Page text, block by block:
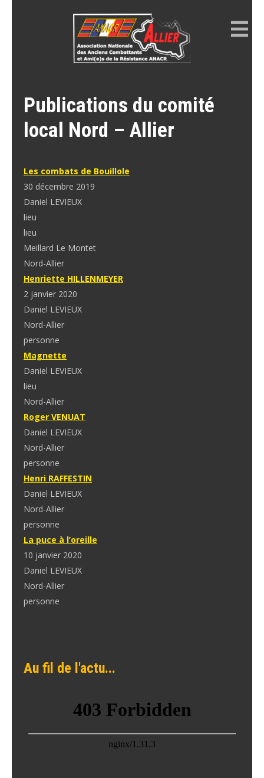
Publications du comité
local Nord – Allier
Les combats de Bouillole
30 décembre 2019
Daniel LEVIEUX
lieu
lieu
Meillard Le Montet
Nord-Allier
Henriette HILLENMEYER
2 janvier 2020
Daniel LEVIEUX
Nord-Allier
personne
Magnette
Daniel LEVIEUX
lieu
Nord-Allier
Roger VENUAT
Daniel LEVIEUX
Nord-Allier
personne
Henri RAFFESTIN
Daniel LEVIEUX
Nord-Allier
personne
La puce à l’oreille
10 janvier 2020
Daniel LEVIEUX
Nord-Allier
personne
Au fil de l'actu...